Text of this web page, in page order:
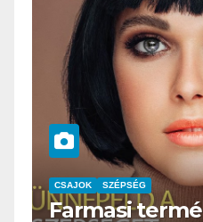
CSAJOK SZÉPSÉG